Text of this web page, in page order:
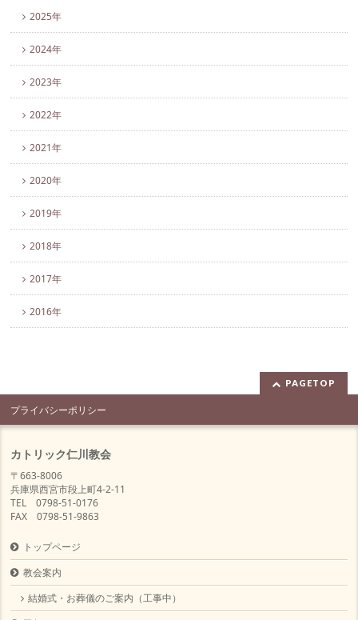
2025年
2024年
2023年
2022年
2021年
2020年
2019年
2018年
2017年
2016年
PAGETOP
プライバシーポリシー
カトリック仁川教会
〒663-8006
兵庫県西宮市段上町4-2-11
TEL 0798-51-0176
FAX 0798-51-9863
トップページ
教会案内
結婚式・お葬儀のご案内（工事中）